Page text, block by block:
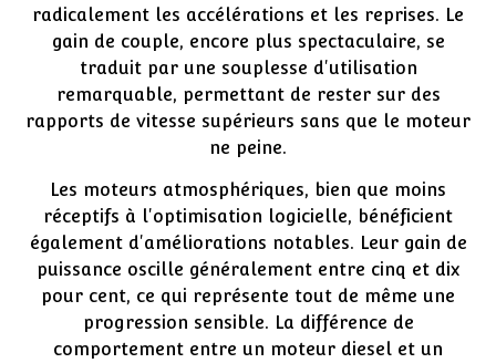
radicalement les accélérations et les reprises. Le
gain de couple, encore plus spectaculaire, se
traduit par une souplesse d'utilisation
remarquable, permettant de rester sur des
rapports de vitesse supérieurs sans que le moteur
ne peine.
Les moteurs atmosphériques, bien que moins
réceptifs à l'optimisation logicielle, bénéficient
également d'améliorations notables. Leur gain de
puissance oscille généralement entre cinq et dix
pour cent, ce qui représente tout de même une
progression sensible. La différence de
comportement entre un moteur diesel et un